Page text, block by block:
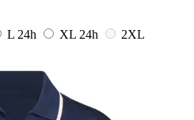
L 24h XL 24h
2XL